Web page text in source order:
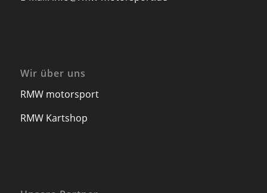
Wir über uns
RMW motorsport
RMW Kartshop